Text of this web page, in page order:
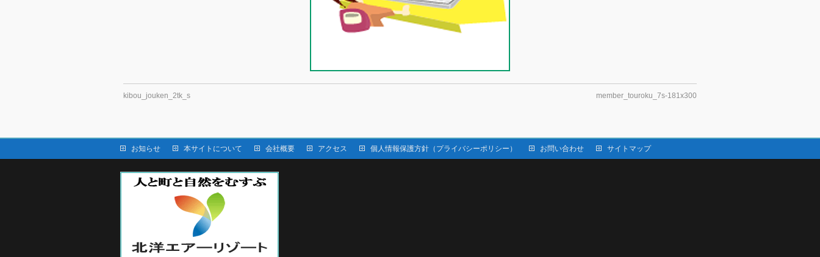
kibou_jouken_2tk_s member_touroku_7s-181x300
お知らせ 本サイトについて 会社概要 アクセス 個人情報保護方針（プライバシーポリシー） お問い合わせ サイトマップ